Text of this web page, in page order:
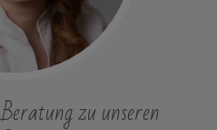
zu unseren